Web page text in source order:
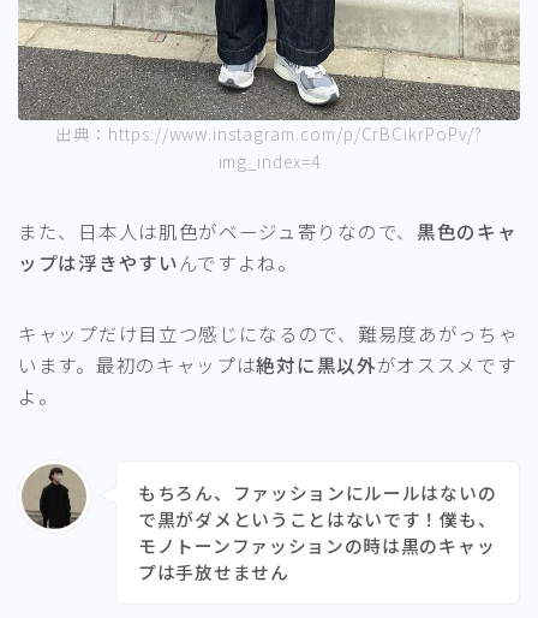
出典：https://www.instagram.com/p/CrBCikrPoPv/?
img_index=4
また、日本人は肌色がベージュ寄りなので、 黒色のキャ
ップは浮きやすいんですよね。
キャップだけ目立つ感じになるので、難易度あがっちゃ
います。最初のキャップは絶対に黒以外がオススメです
よ。
もちろん、ファッションにルールはないの
で黒がダメということはないです！僕も、
モノトーンファッションの時は黒のキャッ
プは手放せません